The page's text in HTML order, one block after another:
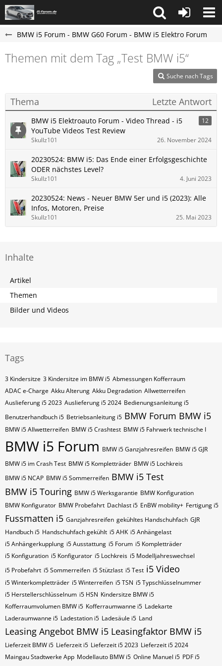
BMW i5 Forum - BMW G60 Forum - BMW i5 Elektro Forum
Themen mit dem Tag „Test BMW i5“
Suche nach Tags
Thema Letzte Antwort
BMW i5 Elektroauto Forum - Video Thread - i5
YouTube Videos Test Review
12
Skullz101 26. November 2024
20230524: BMW i5: Das Ende einer Erfolgsgeschichte
ODER nächstes Level?
Skullz101 4. Juni 2023
20230524: News - Neuer BMW 5er und i5 (2023): Alle
Infos, Motoren, Preise
Skullz101 25. Mai 2023
Inhalte
Artikel
Themen
Bilder und Videos
Tags
3 Kindersitze 3 Kindersitze im BMW i5 Abmessungen Kofferraum
ADAC e-Charge Akku Alterung Akku Degradation Allwetterreifen
Auslieferung i5 2023 Auslieferung i5 2024 Bedienungsanleitung i5
Benutzerhandbuch i5 Betriebsanleitung i5 BMW Forum BMW i5
BMW i5 Allwetterreifen BMW i5 Crashtest BMW i5 Fahrwerk technische I
BMW i5 Forum BMW i5 Ganzjahresreifen BMW i5 GJR
BMW i5 im Crash Test BMW i5 Kompletträder BMW i5 Lochkreis
BMW i5 NCAP BMW i5 Sommerreifen BMW i5 Test
BMW i5 Touring BMW i5 Werksgarantie BMW Konfiguration
BMW Konfigurator BMW Probefahrt Dachlast i5 EnBW mobility+ Fertigung i5
Fussmatten i5 Ganzjahresreifen gekühltes Handschuhfach GJR
Handbuch i5 Handschuhfach gekühlt i5 AHK i5 Anhängelast
i5 Anhängerkupplung i5 Ausstattung i5 Forum i5 Kompletträder
i5 Konfiguration i5 Konfigurator i5 Lochkreis i5 Modelljahreswechsel
i5 Probefahrt i5 Sommerreifen i5 Stützlast i5 Test i5 Video
i5 Winterkompletträder i5 Winterreifen i5​​​​ TSN i5​​​​ Typschlüsselnummer
i5​​​​​ Herstellerschlüsselnum i5​​​​​ HSN Kindersitze BMW i5
Kofferraumvolumen BMW i5 Kofferraumwanne i5 Ladekarte
Laderaumwanne i5 Ladestation i5 Ladesäule i5 Land
Leasing Angebot BMW i5 Leasingfaktor BMW i5
Lieferzeit BMW i5 Lieferzeit i5 Lieferzeit i5 2023 Lieferzeit i5 2024
Maingau Stadtwerke App Modellauto BMW i5 Online Manuel i5 PDF i5